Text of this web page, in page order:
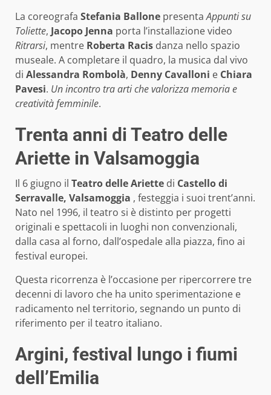
La coreografa Stefania Ballone presentaAppunti su
Toliette, Jacopo Jenna porta l’installazione video
Ritrarsi, mentre Roberta Racis danza nello spazio
museale. A completare il quadro, la musica dal vivo
di Alessandra Rombolà, Denny Cavalloni e Chiara
Pavesi. Un incontro tra arti che valorizza memoria e
creatività femminile.
Trenta anni di Teatro delle
Ariette in Valsamoggia
Il 6 giugno il Teatro delle Ariette di Castello di
Serravalle, Valsamoggia , festeggia i suoi trent’anni.
Nato nel 1996, il teatro si è distinto per progetti
originali e spettacoli in luoghi non convenzionali,
dalla casa al forno, dall’ospedale alla piazza, fino ai
festival europei.
Questa ricorrenza è l’occasione per ripercorrere tre
decenni di lavoro che ha unito sperimentazione e
radicamento nel territorio, segnando un punto di
riferimento per il teatro italiano.
Argini, festival lungo i fiumi
dell’Emilia